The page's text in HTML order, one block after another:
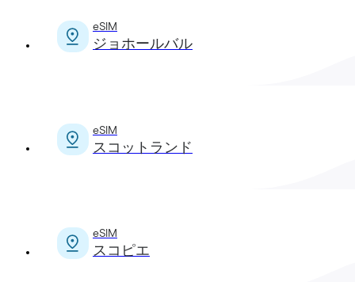
eSIM
ジョホールバル
eSIM
スコットランド
eSIM
スコピエ